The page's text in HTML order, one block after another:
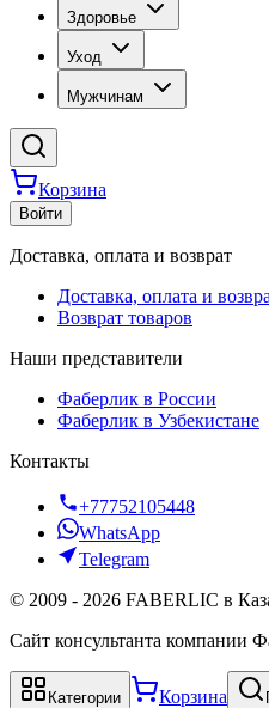
Здоровье
Уход
Мужчинам
Корзина
Войти
Доставка, оплата и возврат
Доставка, оплата и
Возврат товаров
Наши представители
Фаберлик в России
Фаберлик в Узбекистане
Контакты
+77752105448
WhatsApp
Telegram
© 2009 - 2026 FABERLIC в
Сайт консультанта компании
Категории Корзина